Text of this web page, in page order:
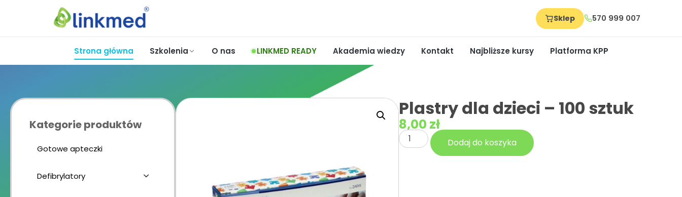
Sklep 570 999 007
Strona główna Szkolenia O nas LINKMED READY Akademia wiedzy Kontakt Najbliższe kursy Platforma KPP
Kategorie produktów
Gotowe apteczki
Defibrylatory
Plastry dla dzieci – 100 sztuk
8,00 zł
Dodaj do koszyka